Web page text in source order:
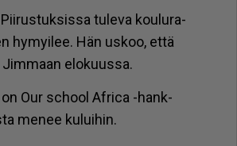
Pii­rus­tuk­sis­sa tu­le­va kou­lu­ra­
hy­myi­lee. Hän us­koo, et­tä
elo­kuus­sa.
Our school Af­ri­ca -hank­
me­nee ku­lui­hin.